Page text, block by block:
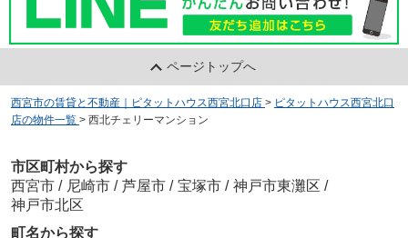
ページトップへ
西宮市の賃貸と不動産｜ピタットハウス西宮北口店 > ピタットハウス西宮北口
店の物件一覧 > 西北チェリーマンション
市区町村から探す
西宮市 / 尼崎市 / 芦屋市 / 宝塚市 / 神戸市東灘区 /
神戸市北区
町名から探す